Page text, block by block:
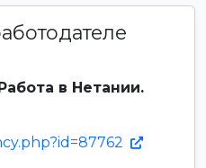
в Нетании.